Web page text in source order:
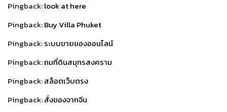
Pingback:look at here
Pingback:Buy Villa Phuket
Pingback:ระบบขายของออนไลน์
Pingback:ถมที่ดินสมุทรสงคราม
Pingback:สล็อตเว็บตรง
Pingback:สั่งของจากจีน